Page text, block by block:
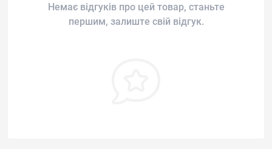
Немає відгуків про цей товар, станьте
першим, залиште свій відгук.